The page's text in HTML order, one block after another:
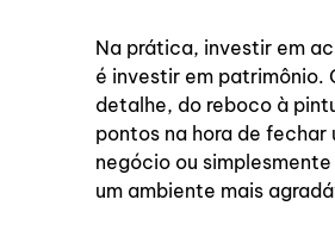
Na prática, investir em
é investir em patrimônio.
detalhe, do reboco à
pontos na hora de fechar
negócio ou
um ambiente mais